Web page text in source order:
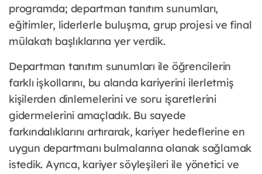
programda; departman tanıtım sunumları,
eğitimler, liderlerle buluşma, grup projesi ve final
mülakatı başlıklarına yer verdik.
Departman tanıtım sunumları ile öğrencilerin
farklı işkollarını, bu alanda kariyerini ilerletmiş
kişilerden dinlemelerini ve soru işaretlerini
gidermelerini amaçladık. Bu sayede
farkındalıklarını artırarak, kariyer hedeflerine en
uygun departmanı bulmalarına olanak sağlamak
istedik. Ayrıca, kariyer söyleşileri ile yönetici ve